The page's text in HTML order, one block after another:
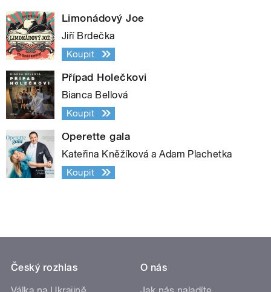
Limonádový Joe
Jiří Brdečka
Koupit
Případ Holečkovi
Bianca Bellová
Koupit
Operette gala
Kateřina Kněžíková a Adam Plachetka
Koupit
Český rozhlas
O nás